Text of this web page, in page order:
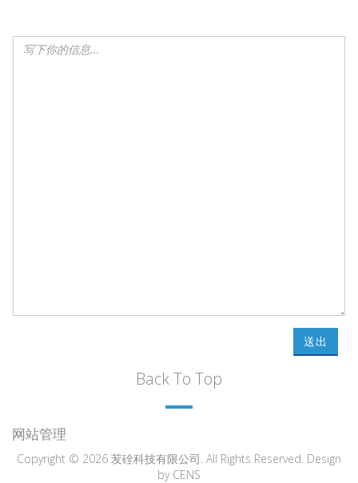
送出
Back To Top
网站管理
Copyright © 2026 苃硂科技有限公司. All Rights Reserved. Design
by CENS